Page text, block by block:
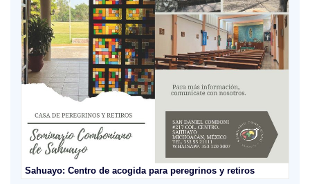
Sahuayo: Centro de acogida para peregrinos y retiros